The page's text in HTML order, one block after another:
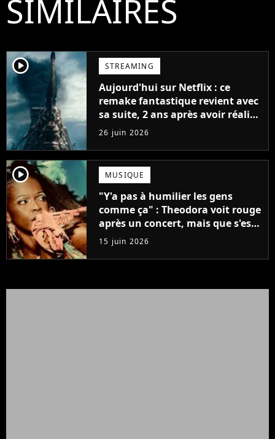
SIMILAIRES
player2 STREAMING
Aujourd'hui sur Netflix : ce
remake fantastique revient avec
sa suite, 2 ans après avoir réalisé
60 millions de vues et régné 6
semaines dans le Top 10
26 juin 2026
player2 MUSIQUE
"Y'a pas à humilier les gens
comme ça" : Theodora voit rouge
après un concert, mais que s'est-
il passé ?
15 juin 2026